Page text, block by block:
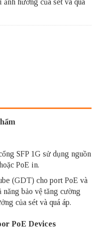
SFP 1G sử dụng nguồn
PoE in.
(GDT) cho port PoE và
bảo vệ tăng cường
của sét và quá áp.
PoE Devices